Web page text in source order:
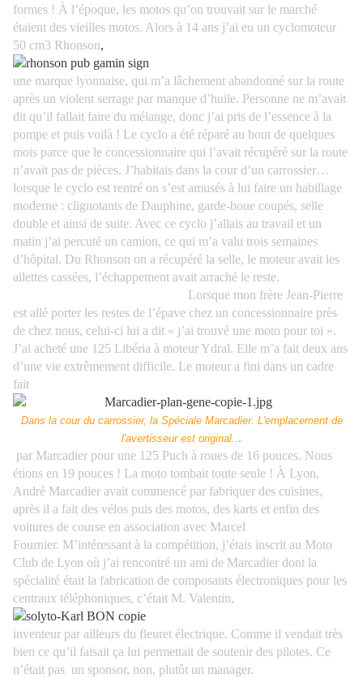
formes ! À l’époque, les motos qu’on trouvait sur le marché
étaient des vieilles motos. Alors à 14 ans j’ai eu un cyclomoteur
50 cm3 Rhonson,
une marque lyonnaise, qui m’a lâchement abandonné sur la route
après un violent serrage par manque d’huile. Personne ne m’avait
dit qu’il fallait faire du mélange, donc j’ai pris de l’essence à la
pompe et puis voilà ! Le cyclo a été réparé au bout de quelques
mois parce que le concessionnaire qui l’avait récupéré sur la route
n’avait pas de pièces. J’habitais dans la cour d’un carrossier…
lorsque le cyclo est rentré on s’est amusés à lui faire un habillage
moderne : clignotants de Dauphine, garde-boue coupés, selle
double et ainsi de suite. Avec ce cyclo j’allais au travail et un
matin j’ai percuté un camion, ce qui m’a valu trois semaines
d’hôpital. Du Rhonson on a récupéré la selle, le moteur avait les
ailettes cassées, l’échappement avait arraché le reste.
Lorsque mon frère Jean-Pierre
est allé porter les restes de l’épave chez un concessionnaire près
de chez nous, celui-ci lui a dit « j’ai trouvé une moto pour toi ».
J’ai acheté une 125 Libéria à moteur Ydral. Elle m’a fait deux ans
d’une vie extrêmement difficile. Le moteur a fini dans un cadre
fait
Dans la cour du carrossier, la Spéciale Marcadier. L'emplacement de
l'avertisseur est original.. .
par Marcadier pour une 125 Puch à roues de 16 pouces. Nous
étions en 19 pouces ! La moto tombait toute seule ! À Lyon,
André Marcadier avait commencé par fabriquer des cuisines,
après il a fait des vélos puis des motos, des karts et enfin des
voitures de course en association avec Marcel
Fournier. M’intéressant à la compétition, j’étais inscrit au Moto
Club de Lyon où j’ai rencontré un ami de Marcadier dont la
spécialité était la fabrication de composants électroniques pour les
centraux téléphoniques, c’était M. Valentin,
inventeur par ailleurs du fleuret électrique. Comme il vendait très
bien ce qu’il faisait ça lui permettait de soutenir des pilotes. Ce
n’était pas un sponsor, non, plutôt un manager.